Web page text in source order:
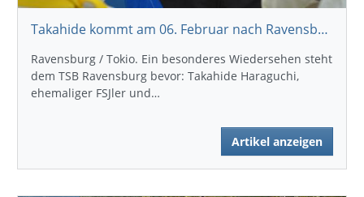
Takahide kommt am 06. Februar nach Ravensburg
Ravensburg / Tokio. Ein besonderes Wiedersehen steht
dem TSB Ravensburg bevor: Takahide Haraguchi,
ehemaliger FSJler und…
Artikel anzeigen